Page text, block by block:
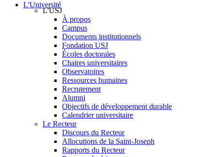
L'Université
L'USJ
À propos
Campus
Documents institutionnels
Fondation USJ
Écoles doctorales
Chaires universitaires
Observatoires
Ressources humaines
Recrutement
Alumni
Objectifs de développement durable
Calendrier universitaire
Le Recteur
Discours du Recteur
Allocutions de la Saint-Joseph
Rapports du Recteur